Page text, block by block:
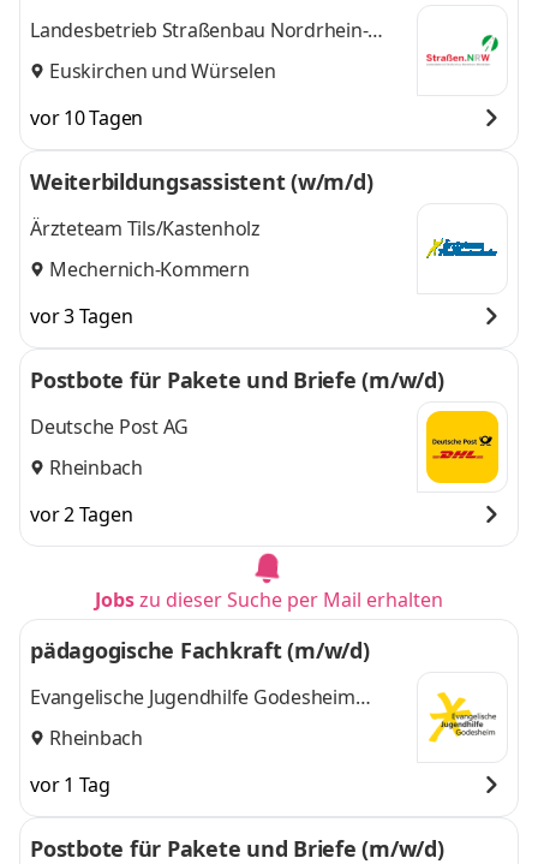
egebau (w/m/d)
Landesbetrieb Straßenbau Nordrhein-
Westfalen (Straßen.NRW)
Euskirchen undWürselen
vor 10 Tagen
Weiterbildungsassistent (w/m/d)
Ärzteteam Tils/Kastenholz
Mechernich-Kommern
vor 3 Tagen
Postbote für Pakete und Briefe (m/w/d)
Deutsche Post AG
Rheinbach
vor 2 Tagen
Jobszu dieser Suche per Mail erhalten
pädagogische Fachkraft (m/w/d)
Evangelische Jugendhilfe Godesheim
gGmbH
Rheinbach
vor 1 Tag
Postbote für Pakete und Briefe (m/w/d)